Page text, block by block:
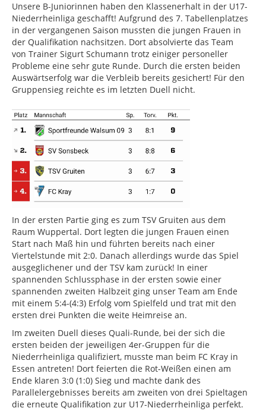
Unsere B-Juniorinnen haben den Klassenerhalt in der U17-
Niederrheinliga geschafft! Aufgrund des 7. Tabellenplatzes
in der vergangenen Saison mussten die jungen Frauen in
der Qualifikation nachsitzen. Dort absolvierte das Team
von Trainer Sigurt Schumann trotz einiger personeller
Probleme eine sehr gute Runde. Durch die ersten beiden
Auswärtserfolg war die Verbleib bereits gesichert! Für den
Gruppensieg reichte es im letzten Duell nicht.
In der ersten Partie ging es zum TSV Gruiten aus dem
Raum Wuppertal. Dort legten die jungen Frauen einen
Start nach Maß hin und führten bereits nach einer
Viertelstunde mit 2:0. Danach allerdings wurde das Spiel
ausgeglichener und der TSV kam zurück! In einer
spannenden Schlussphase in der ersten sowie einer
spannenden zweiten Halbzeit ging unser Team am Ende
mit einem 5:4-(4:3) Erfolg vom Spielfeld und trat mit den
ersten drei Punkten die weite Heimreise an.
Im zweiten Duell dieses Quali-Runde, bei der sich die
ersten beiden der jeweiligen 4er-Gruppen für die
Niederrheinliga qualifiziert, musste man beim FC Kray in
Essen antreten! Dort feierten die Rot-Weißen einen am
Ende klaren 3:0 (1:0) Sieg und machte dank des
Parallelergebnisses bereits am zweiten von drei Spieltagen
die erneute Qualifikation zur U17-Niederrheinliga perfekt.